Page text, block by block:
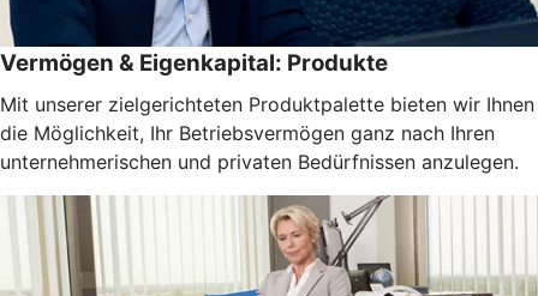
Vermögen & Eigenkapital: Produkte
Mit unserer zielgerichteten Produktpalette bieten wir Ihnen
die Möglichkeit, Ihr Betriebsvermögen ganz nach Ihren
unternehmerischen und privaten Bedürfnissen anzulegen.